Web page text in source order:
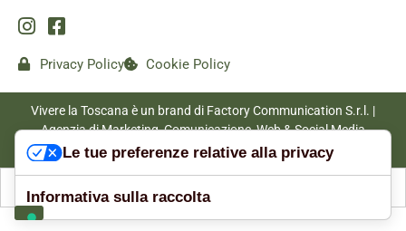
Privacy Policy Cookie Policy
Vivere la Toscana è un brand di Factory Communication S.r.l. |
Agenzia di Marketing, Comunicazione, Web & Social Media
|www.factorycommunication.it
Le tue preferenze relative alla privacy
Informativa sulla raccolta